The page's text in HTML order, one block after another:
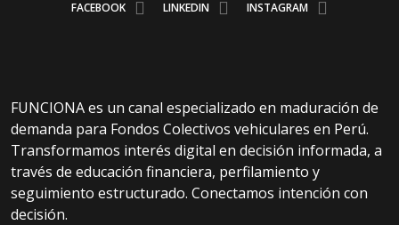
FACEBOOK LINKEDIN INSTAGRAM
FUNCIONA es un canal especializado en maduración de
demanda para Fondos Colectivos vehiculares en Perú.
Transformamos interés digital en decisión informada, a
través de educación financiera, perfilamiento y
seguimiento estructurado. Conectamos intención con
decisión.